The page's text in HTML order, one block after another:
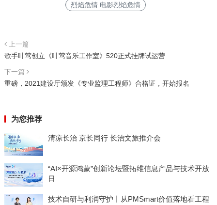
烈焰危情 电影烈焰危情
上一篇
歌手叶莺创立《叶莺音乐工作室》520正式挂牌试运营
下一篇
重磅，2021建设厅颁发《专业监理工程师》合格证，开始报名
为您推荐
清凉长治 京长同行 长治文旅推介会
“AI×开源鸿蒙”创新论坛暨拓维信息产品与技术开放
日
技术自研与利润守护丨从PMSmart价值落地看工程